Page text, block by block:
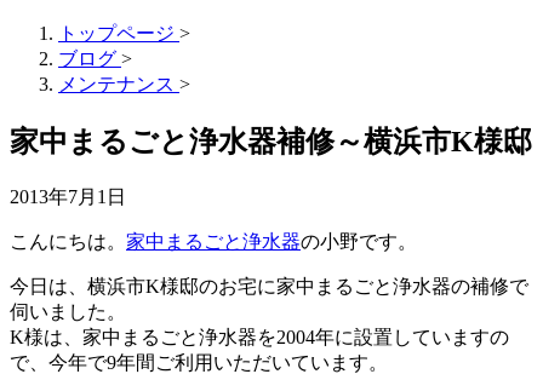
トップページ >
ブログ >
メンテナンス >
家中まるごと浄水器補修～横浜市K様邸
2013年7月1日
こんにちは。 家中まるごと浄水器の小野です。
今日は、横浜市K様邸のお宅に家中まるごと浄水器の補修で
伺いました。
K様は、家中まるごと浄水器を2004年に設置していますの
で、今年で9年間ご利用いただいています。